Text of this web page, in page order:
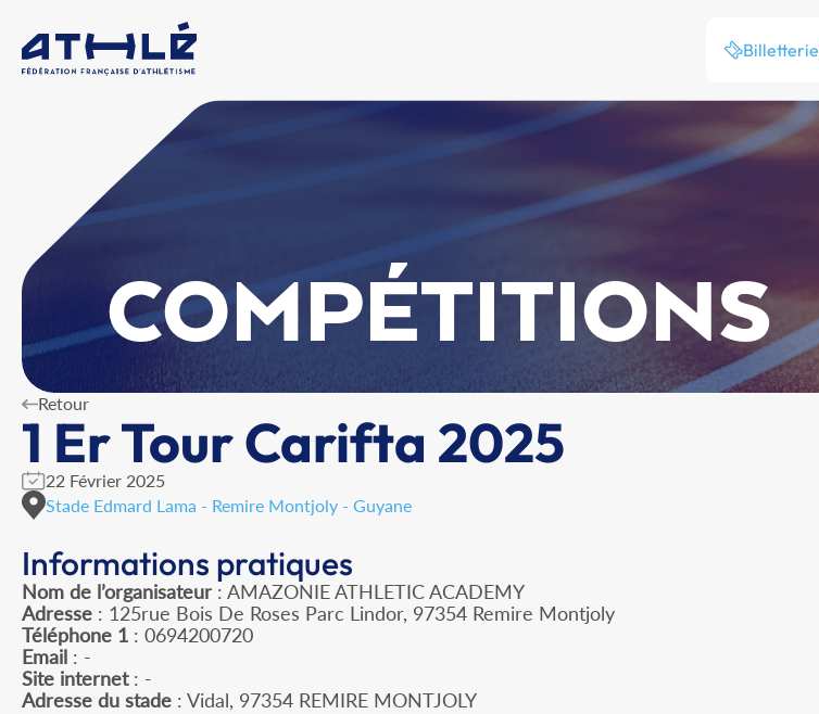
Billetterie
COMPÉTITIONS
Retour
1 Er Tour Carifta 2025
22 Février 2025
Stade Edmard Lama - Remire Montjoly - Guyane
Informations pratiques
Nom de l’organisateur : AMAZONIE ATHLETIC ACADEMY
Adresse : 125rue Bois De Roses Parc Lindor, 97354 Remire Montjoly
Téléphone 1 : 0694200720
Email : -
Site internet: -
Adresse du stade : Vidal, 97354 REMIRE MONTJOLY